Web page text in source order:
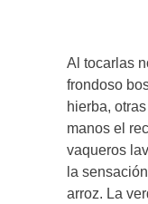
Al tocarlas
frondoso
hierba,
manos el
vaqueros
la
arroz. La